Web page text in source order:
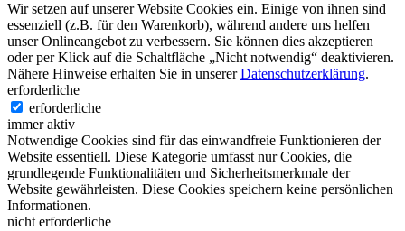
Wir setzen auf unserer Website Cookies ein. Einige von ihnen sind
essenziell (z.B. für den Warenkorb), während andere uns helfen
unser Onlineangebot zu verbessern. Sie können dies akzeptieren
oder per Klick auf die Schaltfläche „Nicht notwendig“ deaktivieren.
Nähere Hinweise erhalten Sie in unsererDatenschutzerklärung.
erforderliche
erforderliche
immer aktiv
Notwendige Cookies sind für das einwandfreie Funktionieren der
Website essentiell. Diese Kategorie umfasst nur Cookies, die
grundlegende Funktionalitäten und Sicherheitsmerkmale der
Website gewährleisten. Diese Cookies speichern keine persönlichen
Informationen.
nicht erforderliche